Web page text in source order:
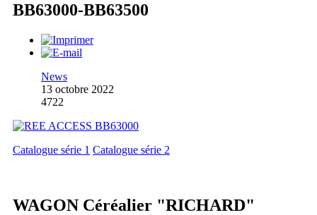
BB63000-BB63500
News
13 octobre 2022
4722
Catalogue série 1 Catalogue série 2
WAGON Céréalier "RICHARD"